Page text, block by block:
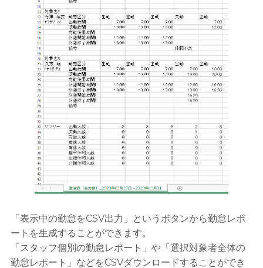
「表示中の勤怠をCSV出力」というボタンから勤怠レポ
ートを生成することができます。
「スタッフ個別の勤怠レポート」や「選択対象者全体の
勤怠レポート」などをCSVダウンロードすることができ